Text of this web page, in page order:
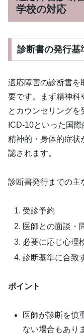
学校の対応
診断書の発行基
適応障害の診断書を
要です。まず精神科
とカウンセリング
ICD-10といった国
精神的・身体的症状
認されます。
診断書発行までの主
受診予約
医師との面談・
必要に応じ心理
診断基準に合致
ポイント
医師が診断を慎
ない場合もあり